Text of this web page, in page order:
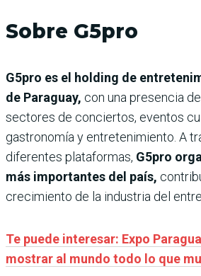
Sobre G5pro
G5pro es el holding de
de Paraguay, con una presencia
sectores de conciertos, eventos
gastronomía y entretenimiento. A
diferentes plataformas, G5pro
más importantes del país,
crecimiento de la industria del
Te puede interesar: Expo
mostrar al mundo todo lo que